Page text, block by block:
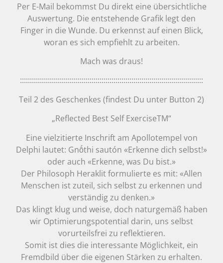
Per E-Mail bekommst Du direkt eine übersichtliche
Auswertung. Die entstehende Grafik legt den
Finger in die Wunde. Du erkennst auf einen Blick,
woran es sich empfiehlt zu arbeiten.
Mach was draus!
::::::::::::::::::::::::::::::::::::::::::::::::::::::::::::::::::::::::::::::::::::::::::::
Teil 2 des Geschenkes (findest Du unter Button 2)
„Reflected Best Self ExerciseTM“
Eine vielzitierte Inschrift am Apollotempel von
Delphi lautet: Gnṓthi sautón «Erkenne dich selbst!»
oder auch «Erkenne, was Du bist.»
Der Philosoph Heraklit formulierte es mit: «Allen
Menschen ist zuteil, sich selbst zu erkennen und
verständig zu denken.»
Das klingt klug und weise, doch naturgemäß haben
wir Optimierungspotential darin, uns selbst
vorurteilsfrei zu reflektieren.
Somit ist dies die interessante Möglichkeit, ein
Fremdbild über die eigenen Stärken zu erhalten.